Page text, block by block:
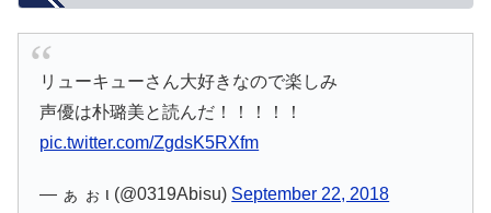
リューキューさん大好きなので楽しみ
声優は朴璐美と読んだ！！！！！
pic.twitter.com/ZgdsK5RXfm
— ぁ ぉ ι (@0319Abisu) September 22, 2018